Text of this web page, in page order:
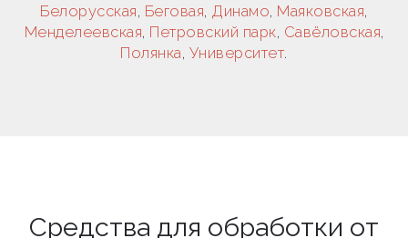
Белорусская, Беговая, Динамо, Маяковская,
Менделеевская, Петровский парк, Савёловская,
Полянка, Университет.
Средства для обработки от